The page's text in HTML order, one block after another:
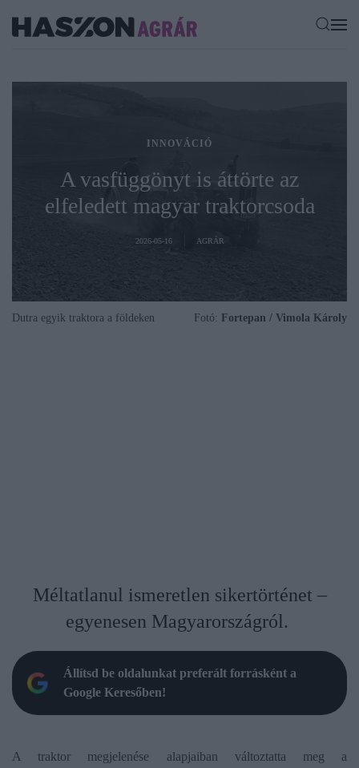
INNOVÁCIÓ
A vasfüggönyt is áttörte az
elfeledett magyar traktorcsoda
2026-05-16 AGRÁR
Dutra egyik traktora a földeken Fotó: Fortepan / Vimola Károly
Méltatlanul ismeretlen sikertörténet –
egyenesen Magyarországról.
Állítsd be oldalunkat preferált forrásként a
Google Keresőben!
A traktor megjelenése alapjaiban változtatta meg a